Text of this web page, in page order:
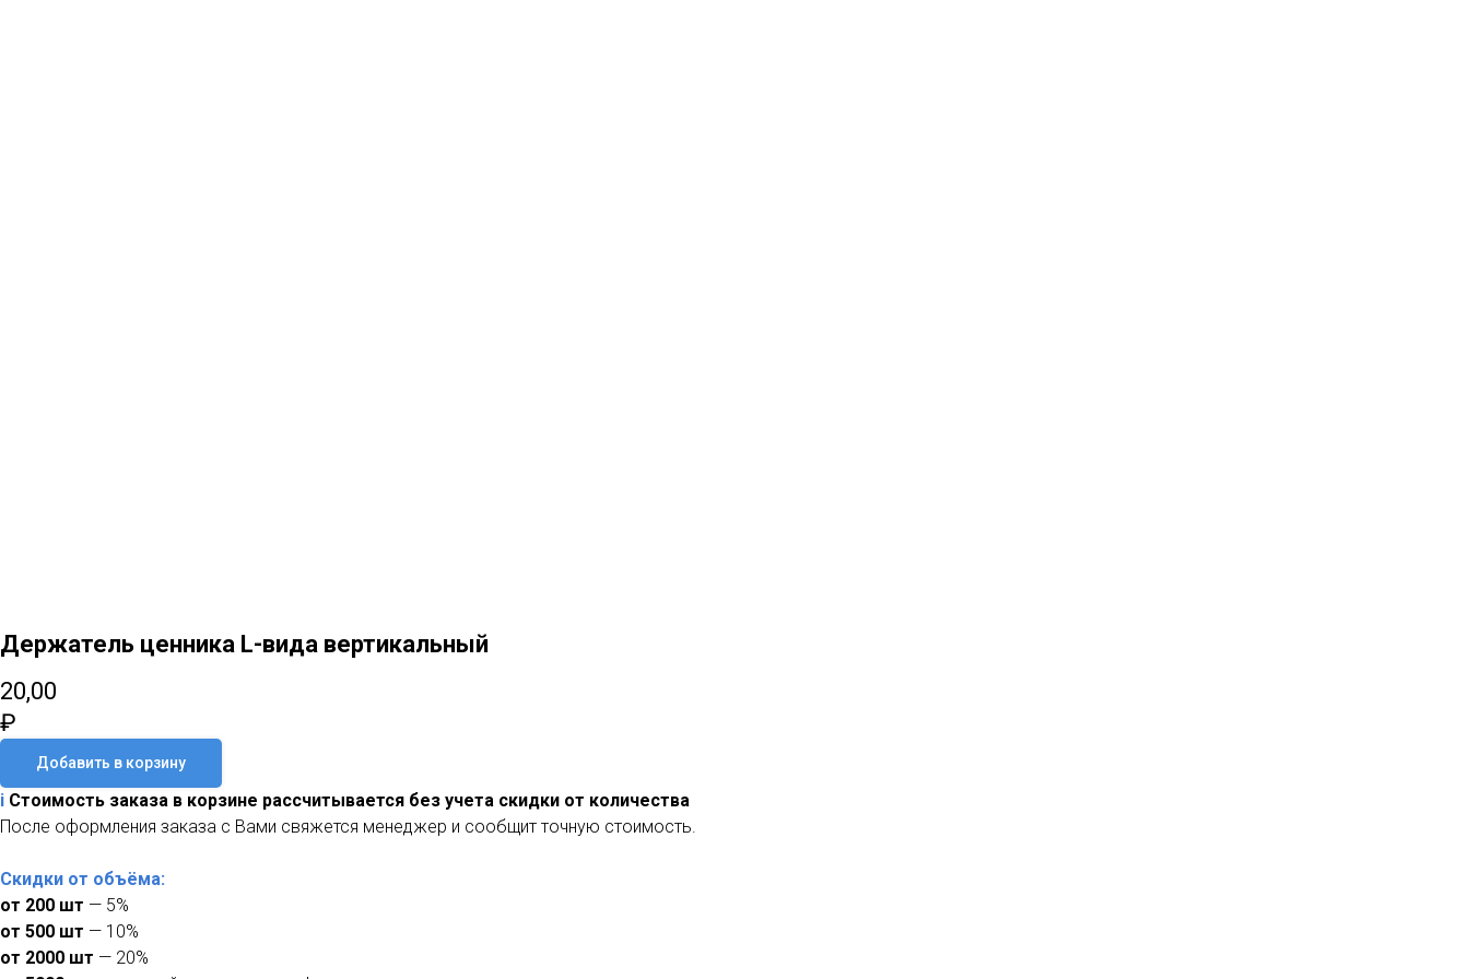
Держатель ценника L-вида вертикальный
20,00
₽
Добавить в корзину
i Стоимость заказа в корзине рассчитывается без учета скидки от количества
После оформления заказа с Вами свяжется менеджер и сообщит точную стоимость.
Скидки от объёма:
от 200 шт — 5%
от 500 шт — 10%
от 2000 шт — 20%